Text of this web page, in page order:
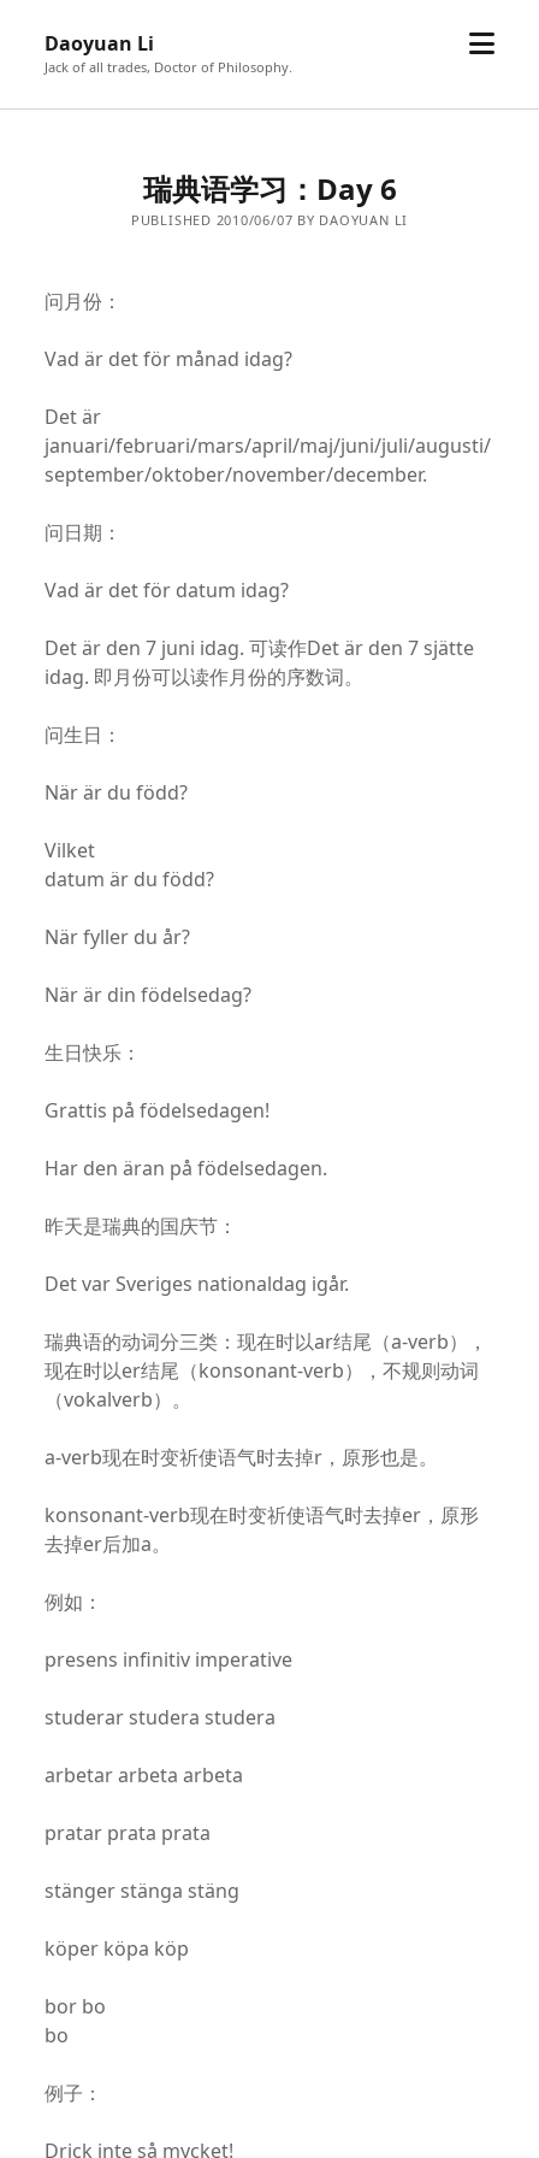
Daoyuan Li
Jack of all trades, Doctor of Philosophy.
open
瑞典语学习：Day 6
PUBLISHED 2010/06/07 BY DAOYUAN LI
问月份：
Vad är det för månad idag?
Det är
januari/februari/mars/april/maj/juni/juli/augusti/
september/oktober/november/december.
问日期：
Vad är det för datum idag?
Det är den 7 juni idag. 可读作Det är den 7 sjätte
idag. 即月份可以读作月份的序数词。
问生日：
När är du född?
Vilket
datum är du född?
När fyller du år?
När är din födelsedag?
生日快乐：
Grattis på födelsedagen!
Har den äran på födelsedagen.
昨天是瑞典的国庆节：
Det var Sveriges nationaldag igår.
瑞典语的动词分三类：现在时以ar结尾（a-verb），
现在时以er结尾（konsonant-verb），不规则动词
（vokalverb）。
a-verb现在时变祈使语气时去掉r，原形也是。
konsonant-verb现在时变祈使语气时去掉er，原形
去掉er后加a。
例如：
presens infinitiv imperative
studerar studera studera
arbetar arbeta arbeta
pratar prata prata
stänger stänga stäng
köper köpa köp
bor bo
bo
例子：
Drick inte så mycket!